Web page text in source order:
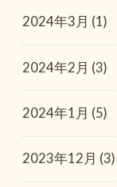
2024年3月 (1)
2024年2月 (3)
2024年1月 (5)
2023年12月 (3)